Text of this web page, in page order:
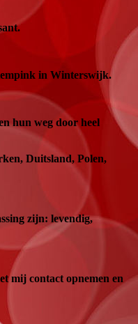
in Winterswijk.
hun weg door heel
Duitsland, Polen,
zijn: levendig,
mij contact opnemen en